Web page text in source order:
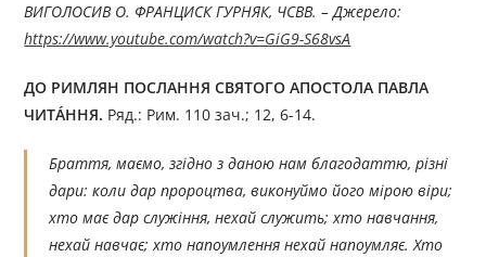
ВИГОЛОСИВ О. ФРАНЦИСК ГУРНЯК, ЧСВВ. – Джерелo:
https://www.youtube.com/watch?v=GiG9-S68vsA
ДО РИМЛЯН ПОСЛАННЯ СВЯТОГО АПОСТОЛА ПАВЛА
ЧИТÁННЯ. Ряд.: Рим. 110 зач.; 12, 6-14.
Браття, маємо, згідно з даною нам благодаттю, різні
дари: коли дар пророцтва, виконуймо його мірою віри;
хто має дар служіння, нехай служить; хто навчання,
нехай навчає; хто напоумлення нехай напоумляє. Хто